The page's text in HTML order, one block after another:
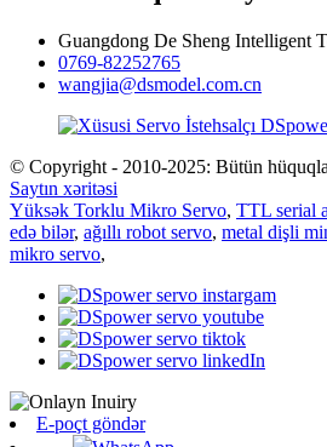
Guangdong De Sheng Intelligent
0769-82252765
wangjia@dsmodel.com.cn
© Copyright - 2010-2025: Bütün
Saytın xəritəsi
Yüksək Torklu Mikro Servo, TTL serial
edə bilər, ağıllı robot servo, metal dişli
mikro servo,
E-poçt göndər